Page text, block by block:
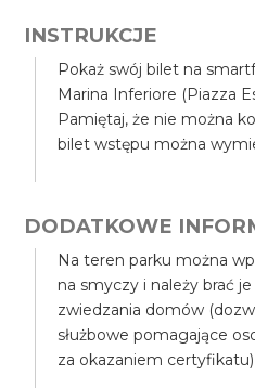
INSTRUKCJE
Pokaż swój bilet na
Marina Inferiore (Piazza
Pamiętaj, że nie można
bilet wstępu można
DODATKOWE
Na teren parku można
na smyczy i należy brać
zwiedzania domów
służbowe pomagające
za okazaniem certyfikatu)